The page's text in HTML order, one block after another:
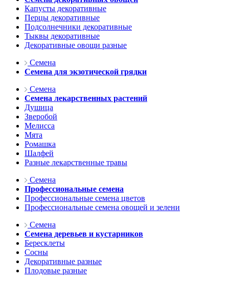
Капусты декоративные
Перцы декоративные
Подсолнечники декоративные
Тыквы декоративные
Декоративные овощи разные
Семена
Семена для экзотической грядки
Семена
Семена лекарственных растений
Душица
Зверобой
Мелисса
Мята
Ромашка
Шалфей
Разные лекарственные травы
Семена
Профессиональные семена
Профессиональные семена цветов
Профессиональные семена овощей и зелени
Семена
Семена деревьев и кустарников
Бересклеты
Сосны
Декоративные разные
Плодовые разные